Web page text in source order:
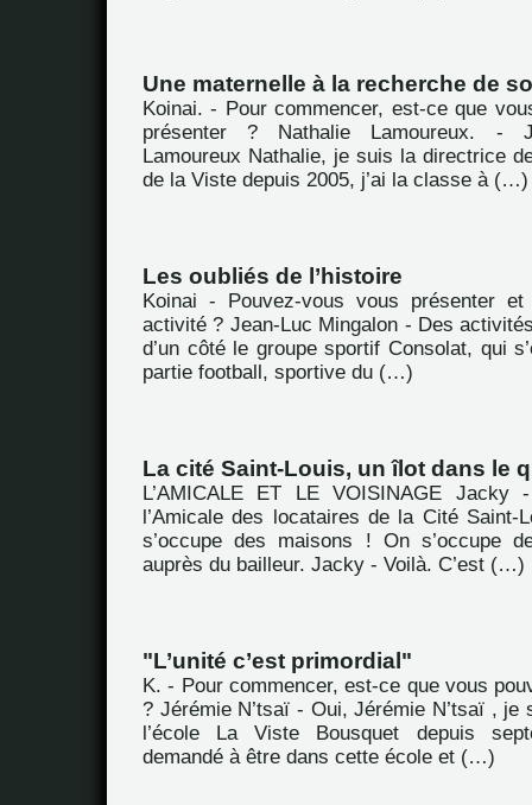
Une maternelle à la recherche de
Koinai. - Pour commencer, est-ce que
présenter ? Nathalie Lamoureux. -
Lamoureux Nathalie, je suis la directrice
de la Viste depuis 2005, j’ai la classe à (…)
Les oubliés de l’histoire
Koinai - Pouvez-vous vous présenter
activité ? Jean-Luc Mingalon - Des
d’un côté le groupe sportif Consolat, qui
partie football, sportive du (…)
La cité Saint-Louis, un îlot dans le
L’AMICALE ET LE VOISINAGE Jacky
l’Amicale des locataires de la Cité Saint-
s’occupe des maisons ! On s’occupe
auprès du bailleur. Jacky - Voilà. C’est (…)
"L’unité c’est primordial"
K. - Pour commencer, est-ce que vous
? Jérémie N’tsaï - Oui, Jérémie N’tsaï , je
l’école La Viste Bousquet depuis
demandé à être dans cette école et (…)